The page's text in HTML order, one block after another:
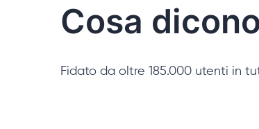
Cosa
Fidato da oltre 185.000 utenti in